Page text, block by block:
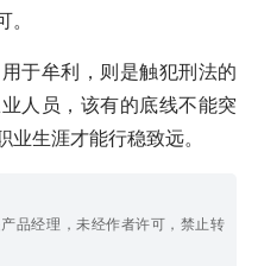
。
于牟利，则是触犯刑法的
人员，该有的底线不能突
生涯才能行稳致远。
品经理，未经作者许可，禁止转